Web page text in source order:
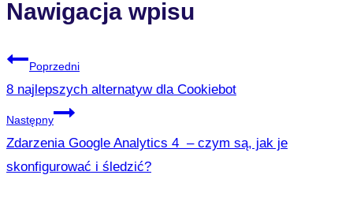
Nawigacja wpisu
Poprzedni
8 najlepszych alternatyw dla Cookiebot
Następny
Zdarzenia Google Analytics 4 – czym są, jak je
skonfigurować i śledzić?